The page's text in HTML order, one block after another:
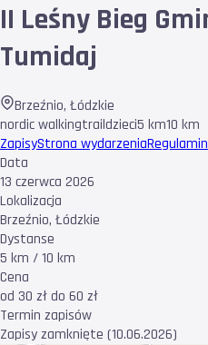
II Leśny Bieg
Tumidaj
Brzeźnio, Łódzkie
nordic walkingtraildzieci5 km10 km
ZapisyStrona wydarzeniaRegulamin
Data
13 czerwca 2026
Lokalizacja
Brzeźnio, Łódzkie
Dystanse
5 km / 10 km
Cena
od 30 zł do 60 zł
Termin zapisów
Zapisy zamknięte (10.06.2026)